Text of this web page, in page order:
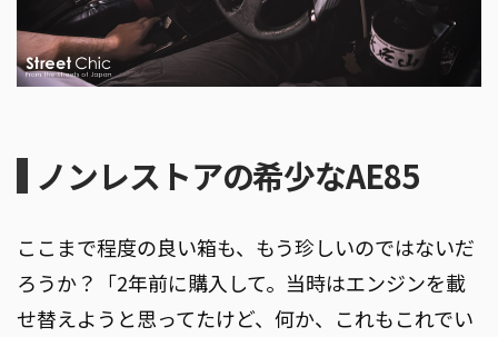
ノンレストアの希少なAE85
ここまで程度の良い箱も、もう珍しいのではないだ
ろうか？「2年前に購入して。当時はエンジンを載
せ替えようと思ってたけど、何か、これもこれでい